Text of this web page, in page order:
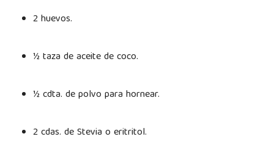
2 huevos.
½ taza de aceite de coco.
½ cdta. de polvo para hornear.
2 cdas. de Stevia o eritritol.